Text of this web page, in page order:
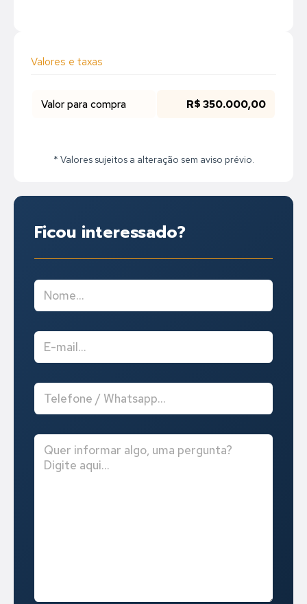
Valores e taxas
Valor para compra R$ 350.000,00
* Valores sujeitos a alteração sem aviso prévio.
Ficou interessado?